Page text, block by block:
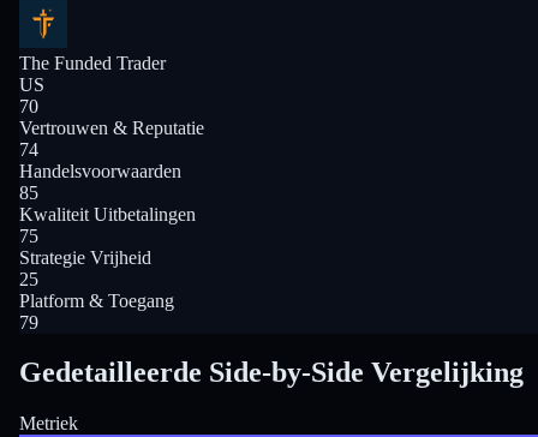
The Funded Trader
US
70
Vertrouwen & Reputatie
74
Handelsvoorwaarden
85
Kwaliteit Uitbetalingen
75
Strategie Vrijheid
25
Platform & Toegang
79
Gedetailleerde Side-by-Side Vergelijking
Metriek